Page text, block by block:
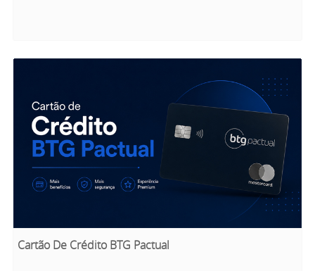
Cartão De Crédito BTG Pactual